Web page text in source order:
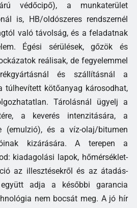
védőcipő), a munkaterület
is, HB/oldószeres rendszernél
való távolság, és a feladatnak
Égési sérülések, gőzök és
reálisak, de fegyelemmel
és szállításnál a
túlhevített kötőanyag károsodhat,
Tárolásnál ügyelj a
a keverés intenzitására, a
(emulzió), és a víz-olaj/bitumen
kizárására. A terepen a
kiadagolási lapok, hőmérséklet-
az illesztésekről és az átadás-
adja a későbbi garancia
nem bocsát meg. A jó hír